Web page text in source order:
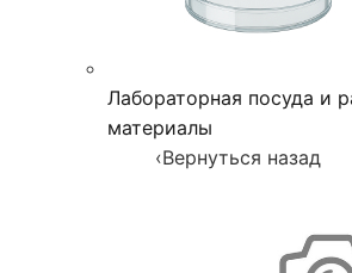
Лабораторная посуда и
материалы
‹Вернуться назад